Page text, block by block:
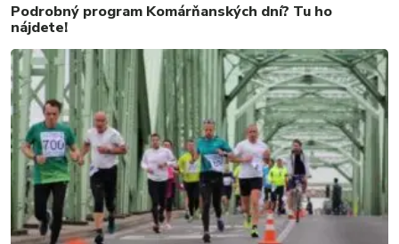
Podrobný program Komárňanských dní? Tu ho
nájdete!